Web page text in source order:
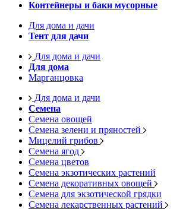
Контейнеры и баки мусорные
Для дома и дачи
Тент для дачи
Для дома и дачи
Для дома
Марганцовка
Для дома и дачи
Семена
Семена овощей
Семена зелени и пряностей
Мицелий грибов
Семена ягод
Семена цветов
Семена экзотических растений
Семена декоративных овощей
Семена для экзотической грядки
Семена лекарственных растений